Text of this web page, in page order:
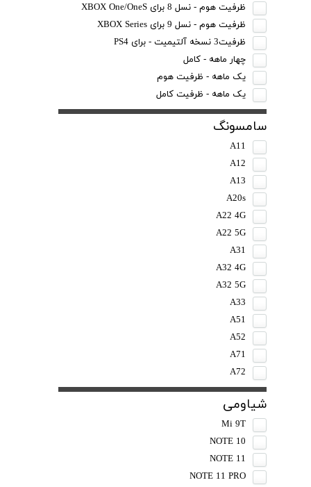
ظرفیت هوم - نسل 8 برای XBOX One/OneS
ظرفیت هوم - نسل 9 برای XBOX Series
ظرفیت3 نسخه آلتیمیت - برای PS4
چهار ماهه - کامل
یک ماهه - ظرفیت هوم
یک ماهه - ظرفیت کامل
سامسونگ
A11
A12
A13
A20s
A22 4G
A22 5G
A31
A32 4G
A32 5G
A33
A51
A52
A71
A72
شیاومی
Mi 9T
NOTE 10
NOTE 11
NOTE 11 PRO